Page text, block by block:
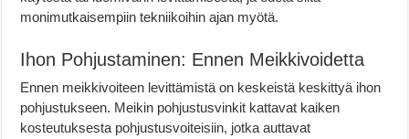
monimutkaisempiin tekniikoihin ajan myötä.
Ihon Pohjustaminen: Ennen Meikkivoidetta
Ennen meikkivoiteen levittämistä on keskeistä keskittyä ihon
pohjustukseen. Meikin pohjustusvinkit kattavat kaiken
kosteutuksesta pohjustusvoiteisiin, jotka auttavat